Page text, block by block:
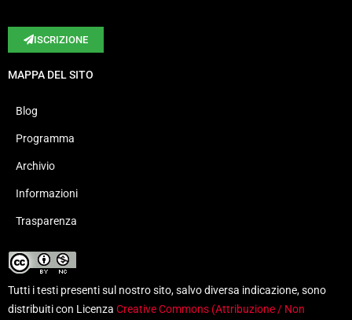
ISCRIZIONE
MAPPA DEL SITO
Blog
Programma
Archivio
Informazioni
Trasparenza
Tutti i testi presenti sul nostro sito, salvo diversa indicazione, sono
distribuiti con Licenza Creative Commons (Attribuzione / Non